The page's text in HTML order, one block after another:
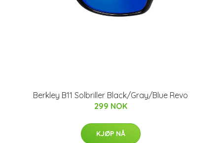
Berkley B11 Solbriller Black/Gray/Blue Revo
299 NOK
KJØP NÅ